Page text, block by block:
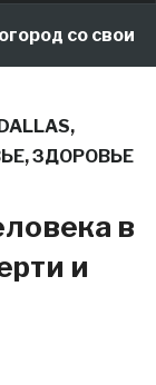
своими
,
,ЗДОРОВЬЕ
в
и